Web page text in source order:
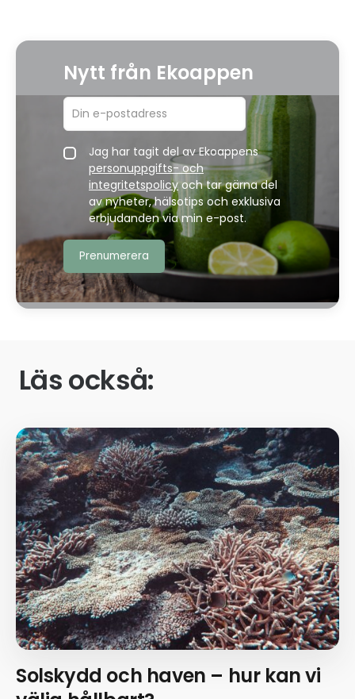
Nytt från Ekoappen
Jag har tagit del av Ekoappens
personuppgifts- och
integritetspolicyoch tar gärna del
av nyheter, hälsotips och exklusiva
erbjudanden via min e-post.
Läs också:
Solskydd och haven – hur kan vi